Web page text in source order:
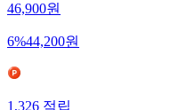
46,900원
6%44,200원
1,326 적립